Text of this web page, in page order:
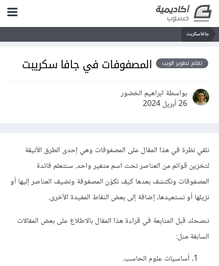
جافاسكربت
تعلم تطوير الويب المصفوفات في جافا سكريبت
بواسطة ابراهيم الخضور
26 أبريل 2024
نلقي نظرة في هذا المقال على المصفوفات وهي إحدى الطرق الأنيقة
لتخزين قوائم من العناصر تحت اسم متغير واحد. سنتعلم فائدة
المصفوفات ونكتشف بعدها كيف نكوّن المصفوفة ونضيف العناصر إليها أو
نزيلها أو نستعيدها، إضافة إلى بعض النقاط المفيدة الأخرى.
ننصحك قبل المتابعة في قراءة هذا المقال بالاطلاع على بعض المقالات
السابقة مثل:
أساسيات علوم الحاسب.